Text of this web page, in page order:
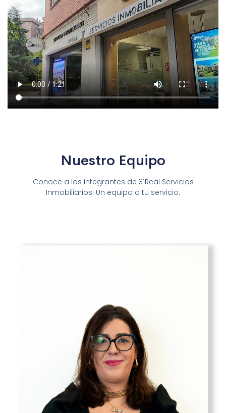
Nuestro Equipo
Conoce a los integrantes de 31Real Servicios
Inmobiliarios. Un equipo a tu servicio.